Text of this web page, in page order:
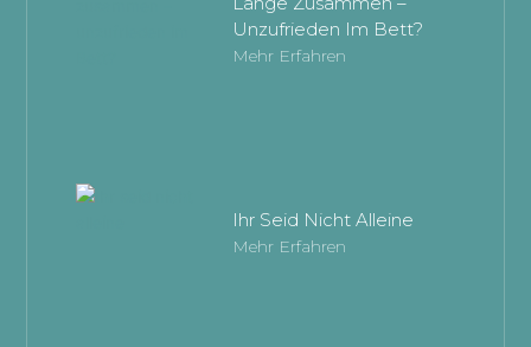
Unzufrieden Im Bett?
Mehr Erfahren
Ihr Seid Nicht Alleine
Mehr Erfahren